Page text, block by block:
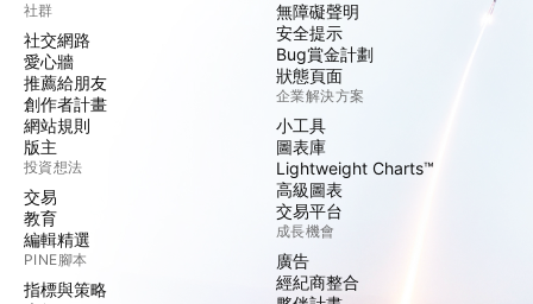
社群
社交網路
愛心牆
推薦給朋友
創作者計畫
網站規則
版主
投資想法
交易
教育
編輯精選
PINE腳本
指標與策略
無障礙聲明
安全提示
Bug賞金計劃
狀態頁面
企業解決方案
小工具
圖表庫
Lightweight Charts™
高級圖表
交易平台
成長機會
廣告
經紀商整合